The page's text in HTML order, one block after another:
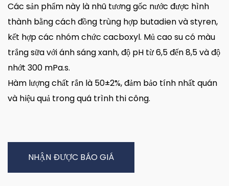
Các sản phẩm này là nhũ tương gốc nước được hình
thành bằng cách đồng trùng hợp butadien và styren,
kết hợp các nhóm chức cacboxyl. Mủ cao su có màu
trắng sữa với ánh sáng xanh, độ pH từ 6,5 đến 8,5 và độ
nhớt 300 mPa.s.
Hàm lượng chất rắn là 50±2%, đảm bảo tính nhất quán
và hiệu quả trong quá trình thi công.
NHẬN ĐƯỢC BÁO GIÁ